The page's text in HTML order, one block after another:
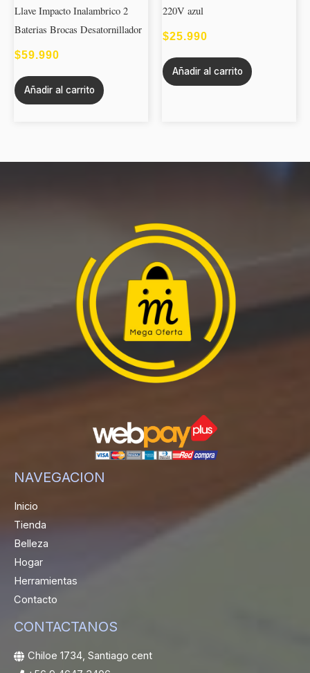
Llave Impacto Inalambrico 2
Baterias Brocas Desatornillador
$59.990
Añadir al carrito
220V azul
$25.990
Añadir al carrito
NAVEGACION
Inicio
Tienda
Belleza
Hogar
Herramientas
Contacto
CONTACTANOS
Chiloe 1734, Santiago cent